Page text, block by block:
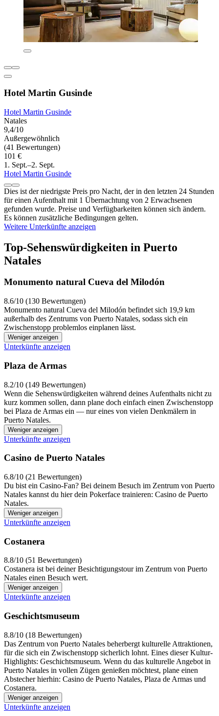
Hotel Martin Gusinde
Hotel Martin Gusinde
Natales
9,4/10
Außergewöhnlich
(41 Bewertungen)
101 €
1. Sept.–2. Sept.
Hotel Martin Gusinde
Dies ist der niedrigste Preis pro Nacht, der in den letzten 24 Stunden
für einen Aufenthalt mit 1 Übernachtung von 2 Erwachsenen
gefunden wurde. Preise und Verfügbarkeiten können sich ändern.
Es können zusätzliche Bedingungen gelten.
Weitere Unterkünfte anzeigen
Top-Sehenswürdigkeiten in Puerto
Natales
Monumento natural Cueva del Milodón
8.6/10 (130 Bewertungen)
Monumento natural Cueva del Milodón befindet sich 19,9 km
außerhalb des Zentrums von Puerto Natales, sodass sich ein
Zwischenstopp problemlos einplanen lässt.
Weniger anzeigen
Unterkünfte anzeigen
Plaza de Armas
8.2/10 (149 Bewertungen)
Wenn die Sehenswürdigkeiten während deines Aufenthalts nicht zu
kurz kommen sollen, dann plane doch einfach einen Zwischenstopp
bei Plaza de Armas ein — nur eines von vielen Denkmälern in
Puerto Natales.
Weniger anzeigen
Unterkünfte anzeigen
Casino de Puerto Natales
6.8/10 (21 Bewertungen)
Du bist ein Casino-Fan? Bei deinem Besuch im Zentrum von Puerto
Natales kannst du hier dein Pokerface trainieren: Casino de Puerto
Natales.
Weniger anzeigen
Unterkünfte anzeigen
Costanera
8.8/10 (51 Bewertungen)
Costanera ist bei deiner Besichtigungstour im Zentrum von Puerto
Natales einen Besuch wert.
Weniger anzeigen
Unterkünfte anzeigen
Geschichtsmuseum
8.8/10 (18 Bewertungen)
Das Zentrum von Puerto Natales beherbergt kulturelle Attraktionen,
für die sich ein Zwischenstopp sicherlich lohnt. Eines dieser Kultur-
Highlights: Geschichtsmuseum. Wenn du das kulturelle Angebot in
Puerto Natales in vollen Zügen genießen möchtest, plane einen
Abstecher hierhin: Casino de Puerto Natales, Plaza de Armas und
Costanera.
Weniger anzeigen
Unterkünfte anzeigen